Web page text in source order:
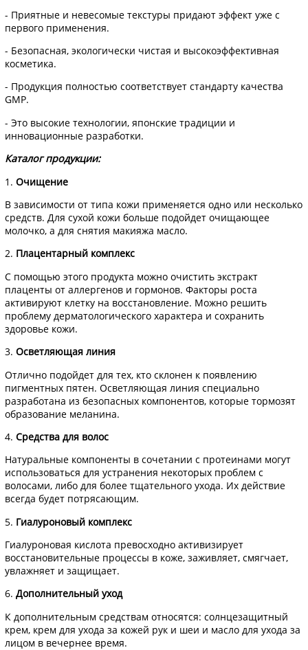
- Приятные и невесомые текстуры придают эффект уже с
первого применения.
- Безопасная, экологически чистая и высокоэффективная
косметика.
- Продукция полностью соответствует стандарту качества
GMP.
- Это высокие технологии, японские традиции и
инновационные разработки.
Каталог продукции:
1. Очищение
В зависимости от типа кожи применяется одно или несколько
средств. Для сухой кожи больше подойдет очищающее
молочко, а для снятия макияжа масло.
2. Плацентарный комплекс
С помощью этого продукта можно очистить экстракт
плаценты от аллергенов и гормонов. Факторы роста
активируют клетку на восстановление. Можно решить
проблему дерматологического характера и сохранить
здоровье кожи.
3.Осветляющая линия
Отлично подойдет для тех, кто склонен к появлению
пигментных пятен. Осветляющая линия специально
разработана из безопасных компонентов, которые тормозят
образование меланина.
4.Средства для волос
Натуральные компоненты в сочетании с протеинами могут
использоваться для устранения некоторых проблем с
волосами, либо для более тщательного ухода. Их действие
всегда будет потрясающим.
5. Гиалуроновый комплекс
Гиалуроновая кислота превосходно активизирует
восстановительные процессы в коже, заживляет, смягчает,
увлажняет и защищает.
6.Дополнительный уход
К дополнительным средствам относятся: солнцезащитный
крем, крем для ухода за кожей рук и шеи и масло для ухода за
лицом в вечернее время.